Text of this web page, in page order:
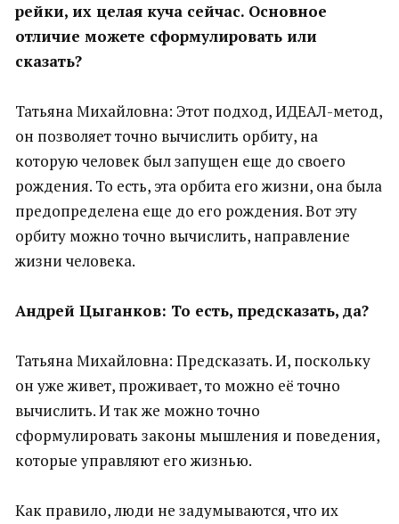
рейки, их целая куча сейчас. Основное
отличие можете сформулировать или
сказать?
Татьяна Михайловна: Этот подход, ИДЕАЛ-метод,
он позволяет точно вычислить орбиту, на
которую человек был запущен еще до своего
рождения. То есть, эта орбита его жизни, она была
предопределена еще до его рождения. Вот эту
орбиту можно точно вычислить, направление
жизни человека.
Андрей Цыганков: То есть, предсказать, да?
Татьяна Михайловна: Предсказать. И, поскольку
он уже живет, проживает, то можно её точно
вычислить. И так же можно точно
сформулировать законы мышления и поведения,
которые управляют его жизнью.
Как правило, люди не задумываются, что их